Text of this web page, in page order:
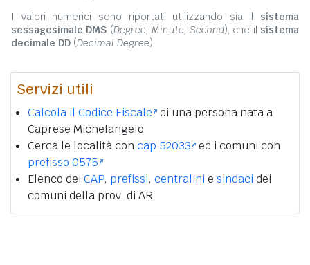
I valori numerici sono riportati utilizzando sia il sistema
sessagesimale DMS (Degree, Minute, Second), che il sistema
decimale DD (Decimal Degree).
Servizi utili
Calcola il Codice Fiscale di una persona nata a
Caprese Michelangelo
Cerca le località con cap 52033 ed i comuni con
prefisso 0575
Elenco dei CAP, prefissi, centralini e sindaci dei
comuni della prov. di AR